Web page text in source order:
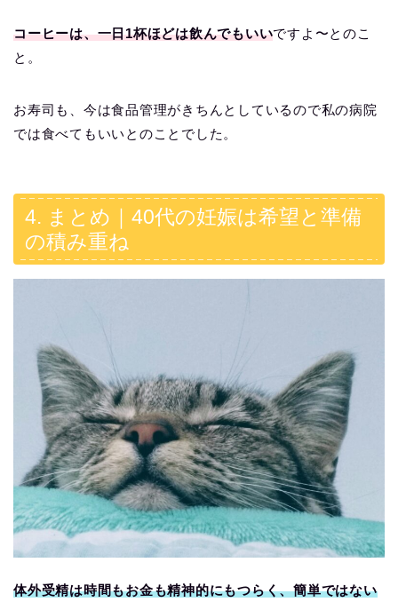
コーヒーは、一日1杯ほどは飲んでもいいですよ〜とのこ
と。
お寿司も、今は食品管理がきちんとしているので私の病院
では食べてもいいとのことでした。
4. まとめ｜40代の妊娠は希望と準備
の積み重ね
体外受精は時間もお金も精神的にもつらく、簡単ではない